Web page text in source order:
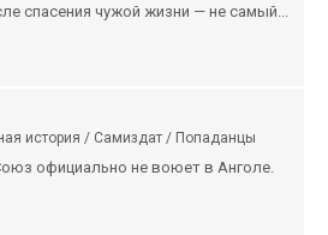
спасения чужой жизни — не самый...
история / Самиздат / Попаданцы
официально не воюет в Анголе.